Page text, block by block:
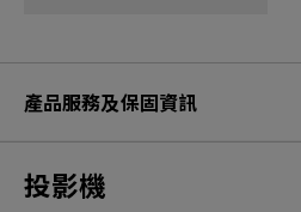
產品服務及保固資訊
投影機